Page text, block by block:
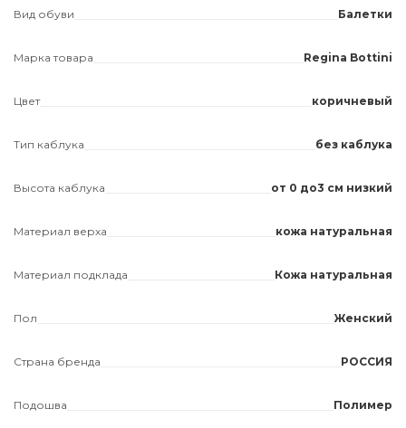
Вид обуви Балетки
Марка товара Regina Bottini
Цвет коричневый
Тип каблука без каблука
Высота каблука от 0 до3 см низкий
Материал верха кожа натуральная
Материал подклада Кожа натуральная
Пол Женский
Страна бренда РОССИЯ
Подошва Полимер